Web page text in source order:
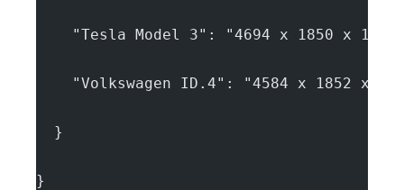
"Tesla Model 3": "4694 x 1850 x 1443
"Volkswagen ID.4": "4584 x 1852 x
  }
}